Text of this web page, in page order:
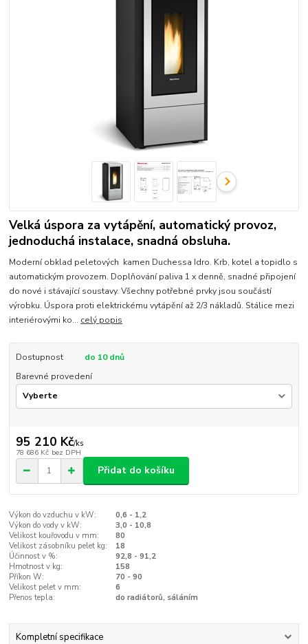
Velká úspora za vytápění, automatický provoz,
jednoduchá instalace, snadná obsluha.
Moderní obklad peletových kamen Duchessa Idro. Krb, kotel a topidlo s
automatickým provozem. Doplňování paliva 1 x denně, snadné připojení
do nové i stávající soustavy. Všechny potřebné prvky jsou součástí
výrobku. Úspora proti elektrickému vytápění až 2/3 nákladů. Stálice mezi
interiérovými ko... celý popis
Dostupnost
do 10 dnů
Barevné provedení
95 210 Kč/ks
78 686 Kč bez DPH
Přidat do košíku
Výkon do vzduchu v kW:
0,6 - 1,2
Výkon do vody v kW:
3,0 - 10,8
Velikost kouřovodu v mm:
80
Velikost zásobníku pelet kg:
18
Účinnost v %:
92,8 - 91,2
Hmotnost v kg:
158
Příkon W:
70 - 90
Velikost pelet v mm:
6
Přenos tepla:
do radiátorů, sáláním
Kompletní specifikace